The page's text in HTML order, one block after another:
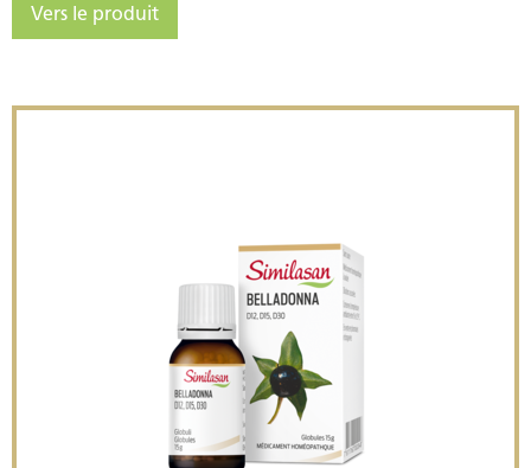
Similasan Apis mellifica
Vers le produit
Similasan Belladonna